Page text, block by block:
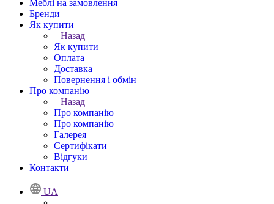
Меблі на замовлення
Бренди
Як купити
Назад
Як купити
Оплата
Доставка
Повернення і обмін
Про компанію
Назад
Про компанію
Про компанію
Галерея
Сертифікати
Відгуки
Контакти
UA